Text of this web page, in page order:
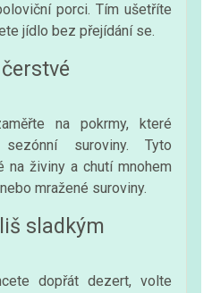
porci. Tím ušetříte
jídlo bez přejídání se.
na pokrmy, které
suroviny. Tyto
na živiny a chutí mnohem
mražené suroviny.
sladkým
dopřát dezert, volte